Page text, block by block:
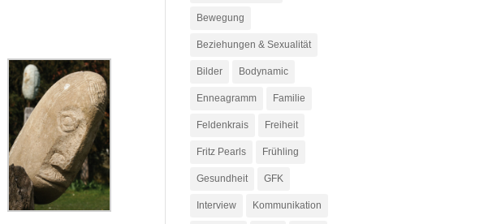
Bewegung
Beziehungen & Sexualität
Bilder Bodynamic
Enneagramm Familie
Feldenkrais Freiheit
Fritz Pearls Frühling
Gesundheit GFK
Interview Kommunikation